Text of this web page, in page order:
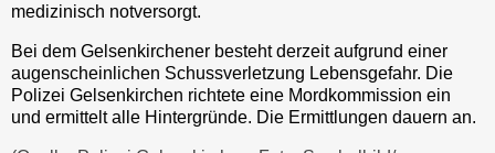
medizinisch notversorgt.
Bei dem Gelsenkirchener besteht derzeit aufgrund einer
augenscheinlichen Schussverletzung Lebensgefahr. Die
Polizei Gelsenkirchen richtete eine Mordkommission ein
und ermittelt alle Hintergründe. Die Ermittlungen dauern an.